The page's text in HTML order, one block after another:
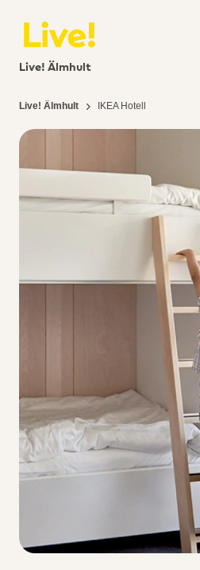
Live! Älmhult
Live! Älmhult IKEA Hotell